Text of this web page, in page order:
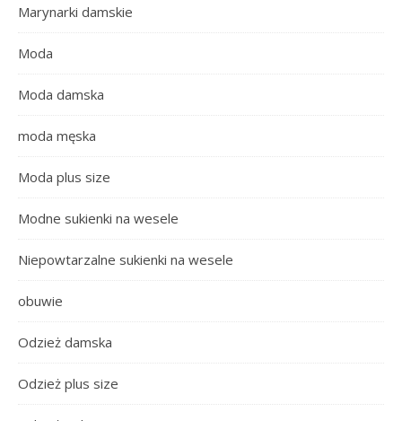
Marynarki damskie
Moda
Moda damska
moda męska
Moda plus size
Modne sukienki na wesele
Niepowtarzalne sukienki na wesele
obuwie
Odzież damska
Odzież plus size